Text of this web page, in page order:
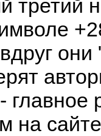
третий
главное
на